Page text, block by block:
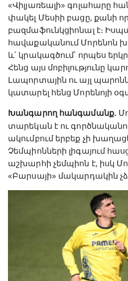
«Վիլյառեալի» գոլահարը
փակել Մեսիի բացը, քանի որ
բազմաֆունկցիոնալ է։
հավաքականում Մորենոն
և՛ կրակագծում՝ որպես
Հենց այս մոբիլությունը
Լապորտային ու այլ
կատարել հենց Մորենոյի
Խանգարող հանգամանք.
տարեկան է ու
ակումբում երբեք չի
Չեմպիոնների լիգայում
աշխարհի չեմպիոն է, իսկ
«Բարսայի» մակարդակին